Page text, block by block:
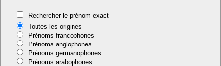
Rechercher le prénom exact
Toutes les origines
Prénoms francophones
Prénoms anglophones
Prénoms germanophones
Prénoms arabophones